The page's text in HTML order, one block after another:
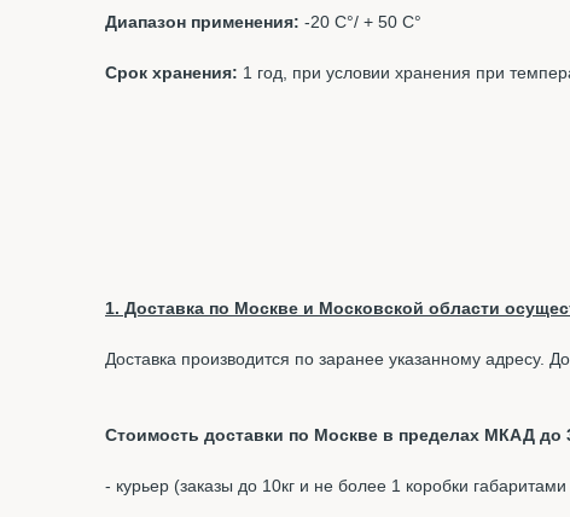
Диапазон применения: -20 С°/ + 50 С°
Срок хранения: 1 год, при условии хранения при
1. Доставка по Москве и Московской области
Доставка производится по заранее указанному адресу.
Стоимость доставки по Москве в пределах МКАД до
- курьер (заказы до 10кг и не более 1 коробки